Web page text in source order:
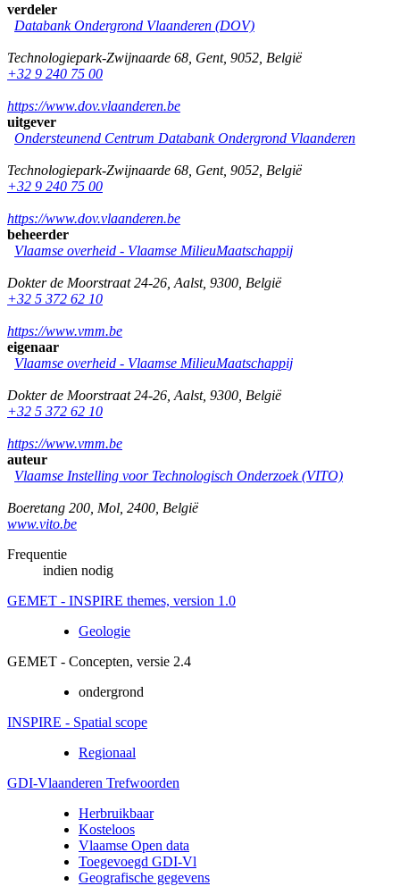
verdeler
Databank Ondergrond Vlaanderen (DOV)
Technologiepark-Zwijnaarde 68 Gent, 9052 België
+32 9 240 75 00
https://www.dov.vlaanderen.be
uitgever
Ondersteunend Centrum Databank Ondergrond Vlaanderen
Technologiepark-Zwijnaarde 68 Gent, 9052 België
+32 9 240 75 00
https://www.dov.vlaanderen.be
beheerder
Vlaamse overheid - Vlaamse MilieuMaatschappij
Dokter de Moorstraat 24-26 Aalst, 9300 België
+32 5 372 62 10
https://www.vmm.be
eigenaar
Vlaamse overheid - Vlaamse MilieuMaatschappij
Dokter de Moorstraat 24-26 Aalst, 9300 België
+32 5 372 62 10
https://www.vmm.be
auteur
Vlaamse Instelling voor Technologisch Onderzoek (VITO)
Boeretang 200 Mol 2400 België
www.vito.be
Frequentie
indien nodig
GEMET - INSPIRE themes, version 1.0
Geologie
GEMET - Concepten, versie 2.4
ondergrond
INSPIRE - Spatial scope
Regionaal
GDI-Vlaanderen Trefwoorden
Herbruikbaar
Kosteloos
Vlaamse Open data
Toegevoegd GDI-Vl
Geografische gegevens